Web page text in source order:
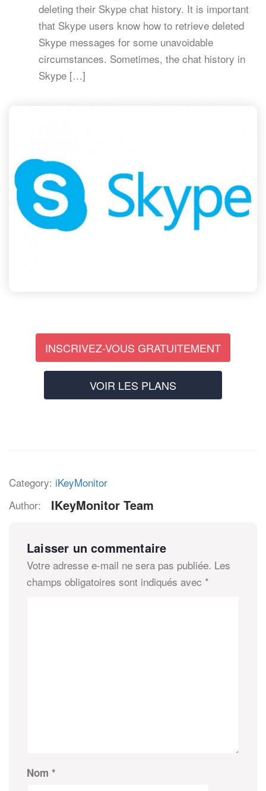
deleting their Skype chat history. It is important
that Skype users know how to retrieve deleted
Skype messages for some unavoidable
circumstances. Sometimes, the chat history in
Skype […]
INSCRIVEZ-VOUS GRATUITEMENT
VOIR LES PLANS
Category: iKeyMonitor
Author:
IKeyMonitor Team
Laisser un commentaire
Votre adresse e-mail ne sera pas publiée. Les
champs obligatoires sont indiqués avec *
Nom *